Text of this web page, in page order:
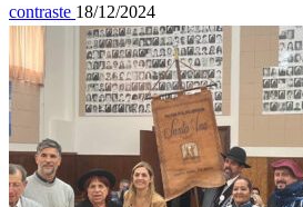
contraste 18/12/2024